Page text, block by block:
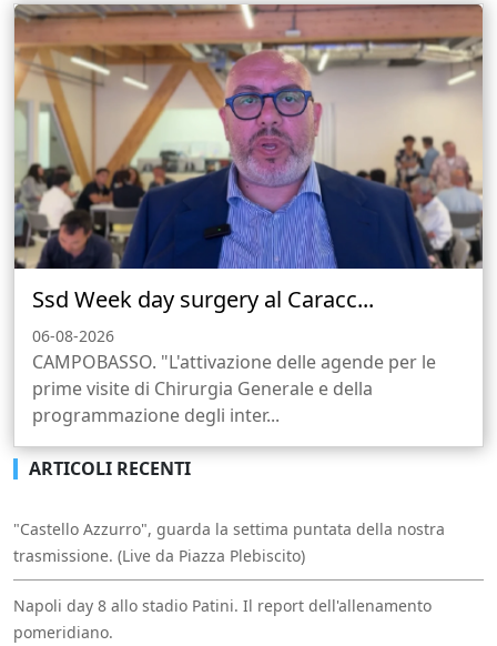
Ssd Week day surgery al Caracc...
06-08-2026
CAMPOBASSO. "L'attivazione delle agende per le
prime visite di Chirurgia Generale e della
programmazione degli inter...
ARTICOLI RECENTI
"Castello Azzurro", guarda la settima puntata della nostra
trasmissione. (Live da Piazza Plebiscito)
Napoli day 8 allo stadio Patini. Il report dell'allenamento
pomeridiano.